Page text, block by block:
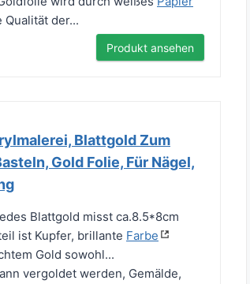
der...
Produkt ansehen
Blattgold Zum
Gold Folie, Für Nägel,
Blattgold misst ca.8.5*8cm
ist Kupfer, brillante Farbe
Gold sowohl...
vergoldet werden, Gemälde,